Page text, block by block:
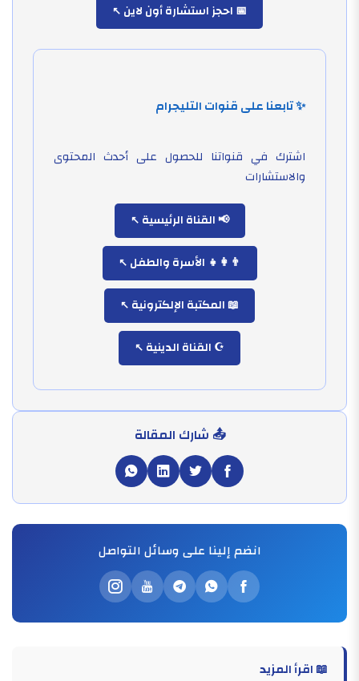
📅 احجز استشارة أون لاين
✨ تابعنا على قنوات التليجرام
اشترك في قنواتنا للحصول على أحدث المحتوى
والاستشارات
📢 القناة الرئيسية
👨‍👩‍👧 الأسرة والطفل
📖 المكتبة الإلكترونية
☪️ القناة الدينية
📤 شارك المقالة
انضم إلينا على وسائل التواصل
📖 اقرأ المزيد